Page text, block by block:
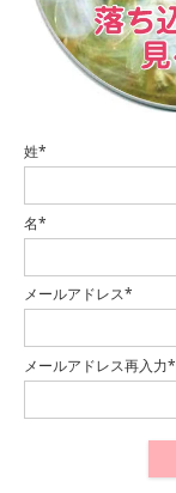
姓*
名*
メールアドレス*
メールアドレス再入力*